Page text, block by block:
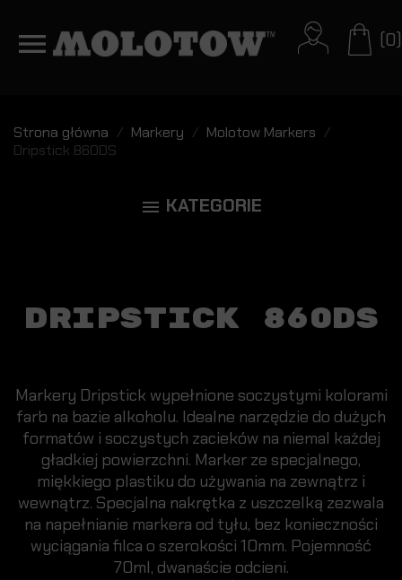
(0)
Strona główna Markery
Molotow Markers
Dripstick 860DS
 KATEGORIE
DRIPSTICK 860DS
Markery Dripstick wypełnione soczystymi kolorami
farb na bazie alkoholu. Idealne narzędzie do dużych
formatów i soczystych zacieków na niemal każdej
gładkiej powierzchni. Marker ze specjalnego,
miękkiego plastiku do używania na zewnątrz i
wewnątrz. Specjalna nakrętka z uszczelką zezwala
na napełnianie markera od tyłu, bez konieczności
wyciągania filca o szerokości 10mm. Pojemność
70ml, dwanaście odcieni.